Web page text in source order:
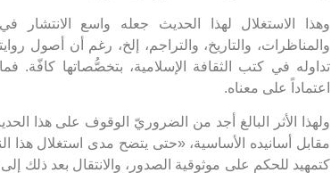
وهذا الاستغلال لهذا الحديث جعله واسع الانتشار
والمناظرات، والتاريخ، والتراجم، إلخ، رغم أن أصول
تداوله في كتب الثقافة الإسلامية، بتخصُّصاتها كافّة.
اعتماداً على معناه.
ولهذا الأثر البالغ أجد من الضروريّ الوقوف على هذا
مقابل أسانيده الأساسية، «حتى يتضح مدى استغلال
كتمهيد للحكم على موثوقية الصدور، والانتقال بعد ذلك